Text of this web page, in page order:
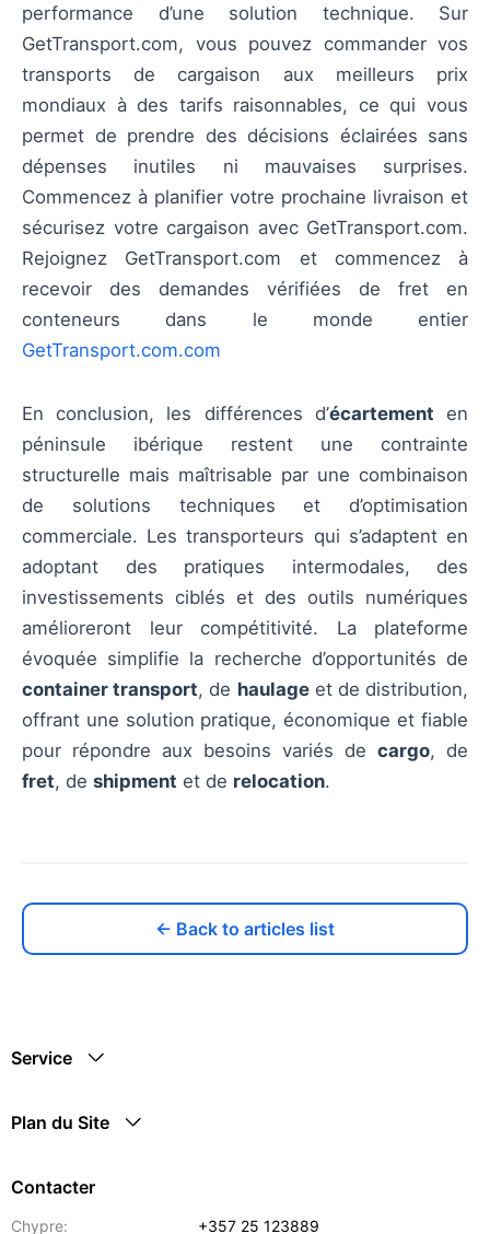
performance d’une solution technique. Sur
GetTransport.com, vous pouvez commander vos
transports de cargaison aux meilleurs prix
mondiaux à des tarifs raisonnables, ce qui vous
permet de prendre des décisions éclairées sans
dépenses inutiles ni mauvaises surprises.
Commencez à planifier votre prochaine livraison et
sécurisez votre cargaison avec GetTransport.com.
Rejoignez GetTransport.com et commencez à
recevoir des demandes vérifiées de fret en
conteneurs dans le monde entier
GetTransport.com.com
En conclusion, les différences d’écartement en
péninsule ibérique restent une contrainte
structurelle mais maîtrisable par une combinaison
de solutions techniques et d’optimisation
commerciale. Les transporteurs qui s’adaptent en
adoptant des pratiques intermodales, des
investissements ciblés et des outils numériques
amélioreront leur compétitivité. La plateforme
évoquée simplifie la recherche d’opportunités de
container transport, de haulageet de distribution,
offrant une solution pratique, économique et fiable
pour répondre aux besoins variés de cargo, de
fret, de shipment et de relocation.
← Back to articles list
Service
Plan du Site
Contacter
Chypre: +357 25 123889